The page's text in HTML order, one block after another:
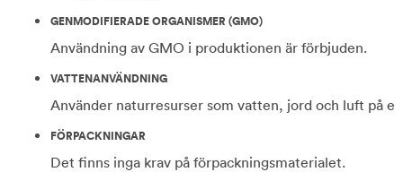
GENMODIFIERADE ORGANISMER (GMO)
Användning av GMO i produktionen är förbjuden.
VATTENANVÄNDNING
Använder naturresurser som vatten, jord och luft på
FÖRPACKNINGAR
Det finns inga krav på förpackningsmaterialet.